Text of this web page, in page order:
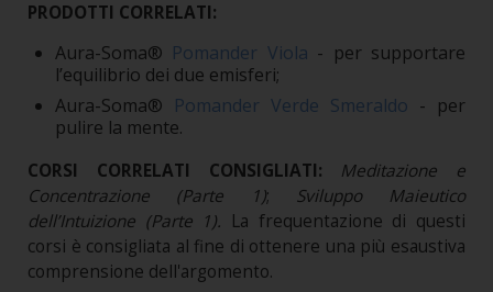
PRODOTTI CORRELATI:
Aura-Soma® Pomander Viola - per supportare
l’equilibrio dei due emisferi;
Aura-Soma® Pomander Verde Smeraldo - per
pulire la mente.
CORSI CORRELATI CONSIGLIATI: Meditazione e
Concentrazione (Parte 1);
Sviluppo Maieutico
dell’Intuizione (Parte 1). La frequentazione di questi
corsi è consigliata al fine di ottenere una più esaustiva
comprensione dell'argomento.